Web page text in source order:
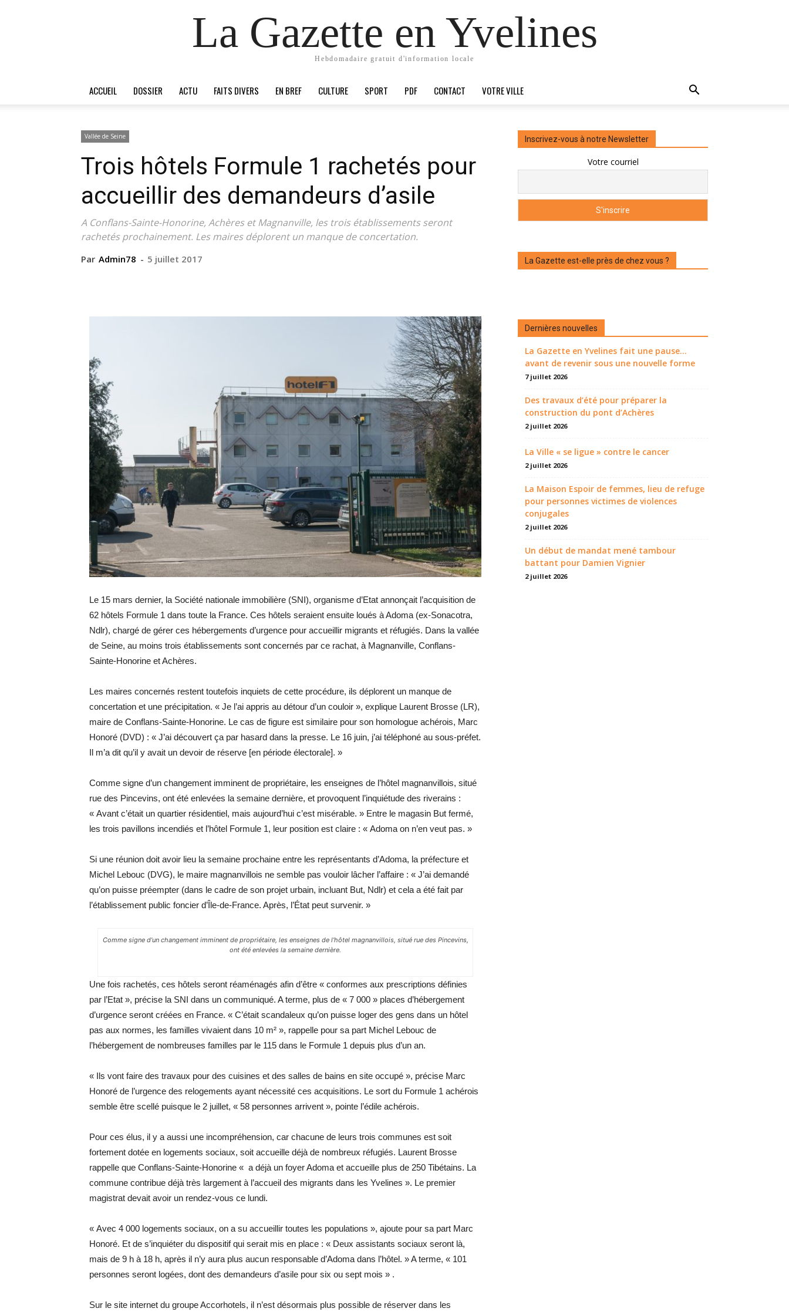
La Gazette en Yvelines
Hebdomadaire gratuit d'information locale
ACCUEIL DOSSIER ACTU FAITS DIVERS EN BREF CULTURE SPORT PDF CONTACT VOTRE VILLE
Vallée de Seine
Trois hôtels Formule 1 rachetés pour
accueillir des demandeurs d’asile
A Conflans-Sainte-Honorine, Achères et Magnanville, les trois établissements seront
rachetés prochainement. Les maires déplorent un manque de concertation.
Par Admin78 - 5 juillet 2017
Le 15 mars dernier, la Société nationale immobilière (SNI), organisme d’Etat annonçait l’acquisition de
62 hôtels Formule 1 dans toute la France. Ces hôtels seraient ensuite loués à Adoma (ex-Sonacotra,
Ndlr), chargé de gérer ces hébergements d’urgence pour accueillir migrants et réfugiés. Dans la vallée
de Seine, au moins trois établissements sont concernés par ce rachat, à Magnanville, Conflans-
Sainte-Honorine et Achères.
Les maires concernés restent toutefois inquiets de cette procédure, ils déplorent un manque de
concertation et une précipitation. « Je l’ai appris au détour d’un couloir », explique Laurent Brosse (LR),
maire de Conflans-Sainte-Honorine. Le cas de figure est similaire pour son homologue achérois, Marc
Honoré (DVD) : « J’ai découvert ça par hasard dans la presse. Le 16 juin, j’ai téléphoné au sous-préfet.
Il m’a dit qu’il y avait un devoir de réserve [en période électorale]. »
Comme signe d’un changement imminent de propriétaire, les enseignes de l’hôtel magnanvillois, situé
rue des Pincevins, ont été enlevées la semaine dernière, et provoquent l’inquiétude des riverains :
« Avant c’était un quartier résidentiel, mais aujourd’hui c’est misérable. » Entre le magasin But fermé,
les trois pavillons incendiés et l’hôtel Formule 1, leur position est claire : « Adoma on n’en veut pas. »
Si une réunion doit avoir lieu la semaine prochaine entre les représentants d’Adoma, la préfecture et
Michel Lebouc (DVG), le maire magnanvillois ne semble pas vouloir lâcher l’affaire : « J’ai demandé
qu’on puisse préempter (dans le cadre de son projet urbain, incluant But, Ndlr) et cela a été fait par
l’établissement public foncier d’Île-de-France. Après, l’État peut survenir. »
Comme signe d’un changement imminent de propriétaire, les enseignes de l’hôtel magnanvillois, situé rue des Pincevins,
ont été enlevées la semaine dernière.
Une fois rachetés, ces hôtels seront réaménagés afin d’être « conformes aux prescriptions définies
par l’Etat », précise la SNI dans un communiqué. A terme, plus de « 7 000 » places d’hébergement
d’urgence seront créées en France. « C’était scandaleux qu’on puisse loger des gens dans un hôtel
pas aux normes, les familles vivaient dans 10 m² », rappelle pour sa part Michel Lebouc de
l’hébergement de nombreuses familles par le 115 dans le Formule 1 depuis plus d’un an.
« Ils vont faire des travaux pour des cuisines et des salles de bains en site occupé », précise Marc
Honoré de l’urgence des relogements ayant nécessité ces acquisitions. Le sort du Formule 1 achérois
semble être scellé puisque le 2 juillet, « 58 personnes arrivent », pointe l’édile achérois.
Pour ces élus, il y a aussi une incompréhension, car chacune de leurs trois communes est soit
fortement dotée en logements sociaux, soit accueille déjà de nombreux réfugiés. Laurent Brosse
rappelle que Conflans-Sainte-Honorine « a déjà un foyer Adoma et accueille plus de 250 Tibétains. La
commune contribue déjà très largement à l’accueil des migrants dans les Yvelines ». Le premier
magistrat devait avoir un rendez-vous ce lundi.
« Avec 4 000 logements sociaux, on a su accueillir toutes les populations », ajoute pour sa part Marc
Honoré. Et de s’inquiéter du dispositif qui serait mis en place : « Deux assistants sociaux seront là,
mais de 9 h à 18 h, après il n’y aura plus aucun responsable d’Adoma dans l’hôtel. » A terme, « 101
personnes seront logées, dont des demandeurs d’asile pour six ou sept mois » .
Sur le site internet du groupe Accorhotels, il n’est désormais plus possible de réserver dans les
Inscrivez-vous à notre Newsletter
Votre courriel
La Gazette est-elle près de chez vous ?
Dernières nouvelles
La Gazette en Yvelines fait une pause...
avant de revenir sous une nouvelle forme
7 juillet 2026
Des travaux d’été pour préparer la
construction du pont d’Achères
2 juillet 2026
La Ville « se ligue » contre le cancer
2 juillet 2026
La Maison Espoir de femmes, lieu de refuge
pour personnes victimes de violences
conjugales
2 juillet 2026
Un début de mandat mené tambour
battant pour Damien Vignier
2 juillet 2026